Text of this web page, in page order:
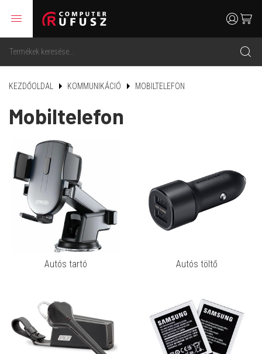
menu
search
usercart
KEZDŐOLDAL KOMMUNIKÁCIÓ MOBILTELEFON
Mobiltelefon
Autós tartó Autós töltő